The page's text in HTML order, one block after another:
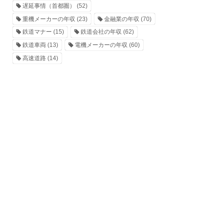
遅延事情（首都圏）
(52)
重機メーカーの年収 (23) 金融業の年収 (70)
鉄道マナー (15) 鉄道会社の年収 (62)
鉄道車両 (13) 電機メーカーの年収 (60)
高速道路 (14)